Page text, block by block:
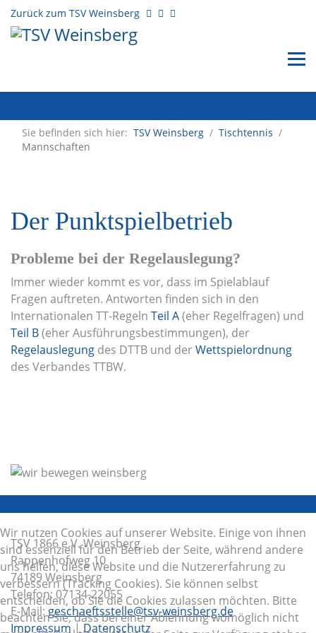
Zurück zum TSV Weinsberg
Sie befinden sich hier: TSV Weinsberg / Tischtennis /
Mannschaften
Der Punktspielbetrieb
Probleme bei der Regelauslegung?
Immer wieder kommt es vor, dass im Spielablauf
Fragen auftreten. Antworten finden sich in den
Internationalen TT-Regeln Teil A(eher Regelfragen) und
Teil B(eher Ausführungsbestimmungen), der
Regelauslegung des DTTB und derWettspielordnung
des Verbandes TTBW.
TSV 1866 e.V. Weinsberg
Rappenhofweg 10
74189 Weinsberg
Telefon: 07134-22055
E-Mail: geschaeftsstelle@tsv-weinsberg.de
Impressum|Datenschutz
Wir nutzen Cookies auf unserer Website. Einige von ihnen
sind essenziell für den Betrieb der Seite, während andere
uns helfen, diese Website und die Nutzererfahrung zu
verbessern (Tracking Cookies). Sie können selbst
entscheiden, ob Sie die Cookies zulassen möchten. Bitte
beachten Sie, dass bei einer Ablehnung womöglich nicht